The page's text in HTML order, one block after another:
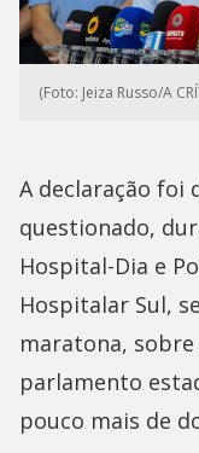
(Foto: Jeiza Russo/A
A declaração foi
questionado,
Hospital-Dia e
Hospitalar Sul,
maratona,
parlamento
pouco mais de